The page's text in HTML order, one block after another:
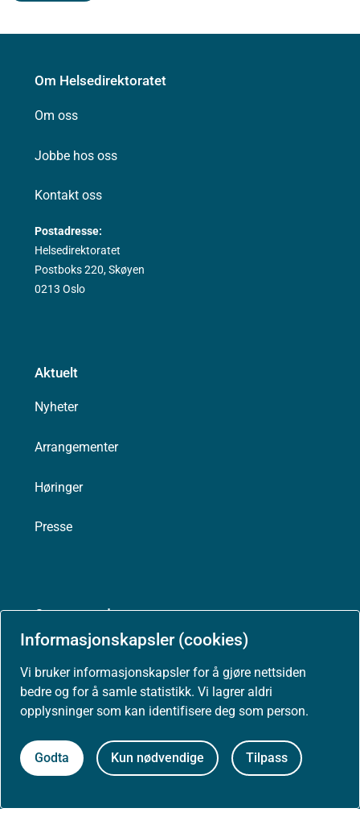
Informasjonskapsler (cookies)
Vi bruker informasjonskapsler for å gjøre nettsiden
bedre og for å samle statistikk. Vi lagrer aldri
opplysninger som kan identifisere deg som person.
Godta Kun nødvendige Tilpass
Om Helsedirektoratet
Om oss
Jobbe hos oss
Kontakt oss
Postadresse:
Helsedirektoratet
Postboks 220, Skøyen
0213 Oslo
Aktuelt
Nyheter
Arrangementer
Høringer
Presse
Om nettstedet
Personvernerklæring
Tilgjengelighetserklæring (uustatus.no)
Nyhetsvarsel og abonnement
Åpne data (API)